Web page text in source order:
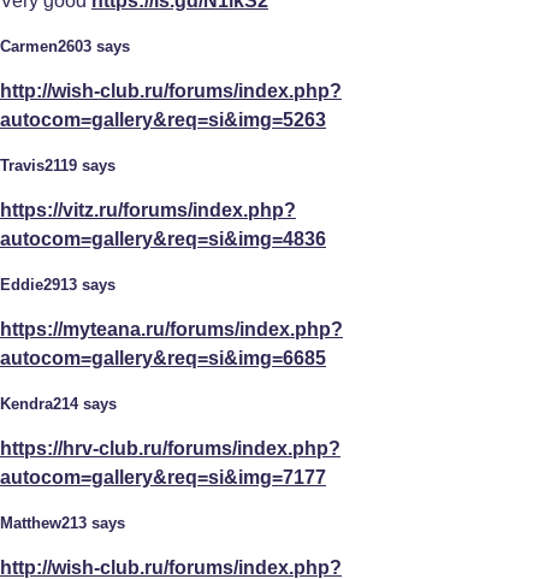
Carmen2603 says
http://wish-club.ru/forums/index.php?
autocom=gallery&req=si&img=5263
Travis2119 says
https://vitz.ru/forums/index.php?
autocom=gallery&req=si&img=4836
Eddie2913 says
https://myteana.ru/forums/index.php?
autocom=gallery&req=si&img=6685
Kendra214 says
https://hrv-club.ru/forums/index.php?
autocom=gallery&req=si&img=7177
Matthew213 says
http://wish-club.ru/forums/index.php?